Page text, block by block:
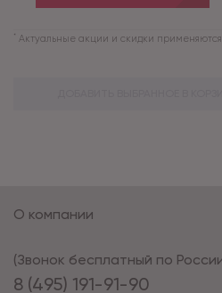
* Актуальные акции и скидки
8 (495) 191-91-90
(Звонок бесплатный по
О компании